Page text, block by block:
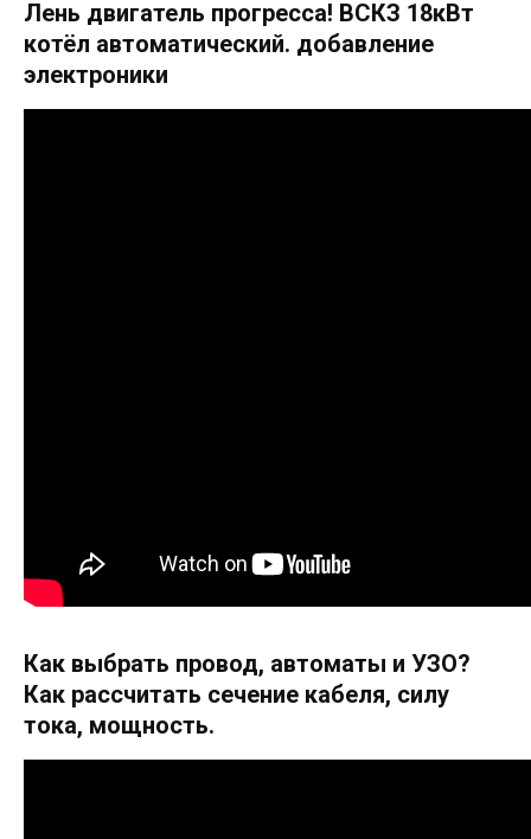
Лень двигатель прогресса! ВСКЗ 18кВт
котёл автоматический. добавление
электроники
Как выбрать провод, автоматы и УЗО?
Как рассчитать сечение кабеля, силу
тока, мощность.